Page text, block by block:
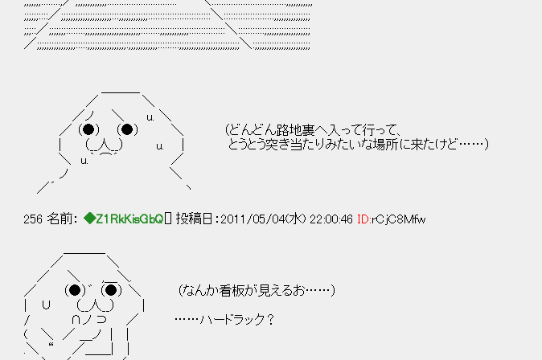
;;;;;;::::／;;;;;;;;;;;;;;;;;;;;;:::;;;;;;;;;;;;::::::::::::::::::::::::::＼:::::::::::::::::::::;;;;;;;;;;;;;;;
;;;::／;;;;;;;::::::::;;;;;;;;;;;;;;;;;;;;;;;::::::::;;;;;;;;;;;;:::::::::::::::＼:::::::::::;;;;;;;;;;;;;;;;;;;
／;;;;;;;;;;;;;;;;:::::;;;;;;;;;;;;;;;;:;;;;;;;;;;;;:::::::::;;;;;;;;;;;;;;;;;;;;;;;;;＼:;;;;;;;;;;;;;;;;;;;;;;;
／ ＼
／ノ ＼ u. ＼
／ （●） （●） ＼ （どんどん路地裏へ入って行って、
| （__人__） u. | とうとう突き当たりみたいな場所に来たけど……）
＼ u.｀ ⌒´ ／
ノ ＼
／´ ヽ
256 名前： ◆Z1RkKisGbQ [] 投稿日：2011/05/04(水) 22:00:46 ID:rCjC8Mfw
／ ＼
／ ＼ ,＿＼.
／ （●）゛ （●） ＼ （なんか看板が見えるお……）
| ∪ （__人__） |
/ ∩ノ ⊃ ／ ……ハードラック？
( ＼ ／ ＿ノ | |
.＼ “ ／＿＿| |